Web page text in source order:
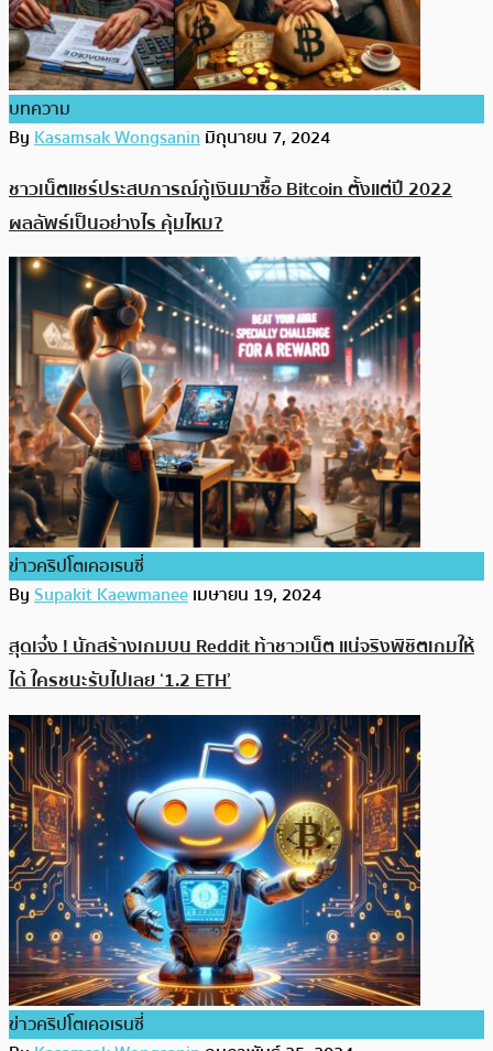
บทความ
ByKasamsak Wongsaninมิถุนายน 7, 2024
ชาวเน็ตแชร์ประสบการณ์กู้เงินมาซื้อ Bitcoin ตั้งแต่ปี 2022
ผลลัพธ์เป็นอย่างไร คุ้มไหม?
ข่าวคริปโตเคอเรนซี่
BySupakit Kaewmaneeเมษายน 19, 2024
สุดเจ๋ง ! นักสร้างเกมบน Reddit ท้าชาวเน็ต แน่จริงพิชิตเกมให้
ได้ ใครชนะรับไปเลย ‘1.2 ETH’
ข่าวคริปโตเคอเรนซี่